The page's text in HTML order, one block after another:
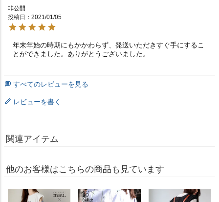
非公開
投稿日
2021/01/05
年末年始の時期にもかかわらず、発送いただきすぐ手にするこ
とができました。ありがとうございました。
すべてのレビューを見る
レビューを書く
関連アイテム
他のお客様はこちらの商品も見ています